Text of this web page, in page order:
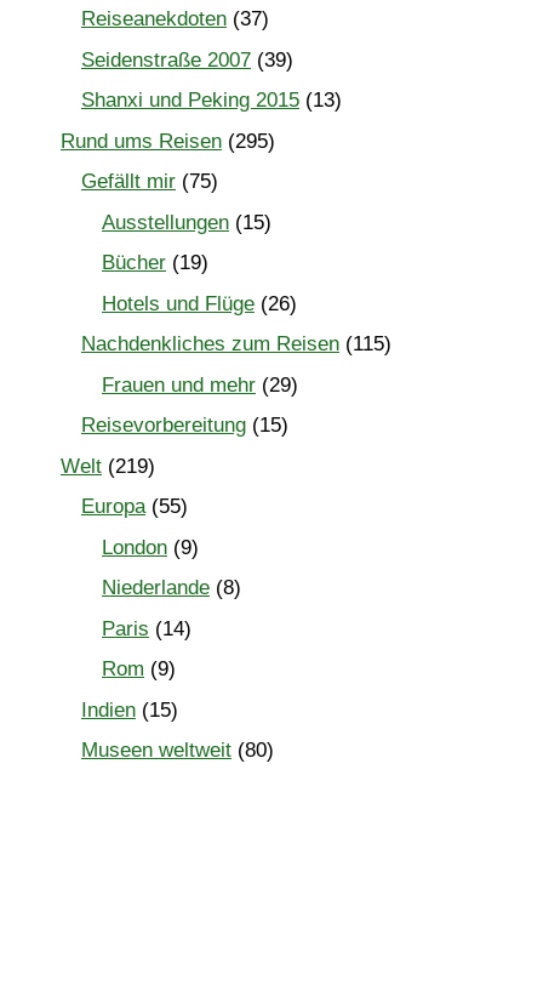
Reiseanekdoten (37)
Seidenstraße 2007 (39)
Shanxi und Peking 2015 (13)
Rund ums Reisen (295)
Gefällt mir (75)
Ausstellungen (15)
Bücher (19)
Hotels und Flüge (26)
Nachdenkliches zum Reisen (115)
Frauen und mehr (29)
Reisevorbereitung (15)
Welt (219)
Europa(55)
London (9)
Niederlande (8)
Paris (14)
Rom (9)
Indien (15)
Museen weltweit (80)